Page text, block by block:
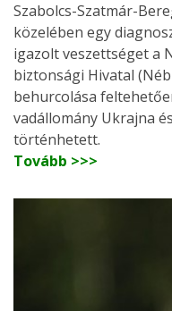
Szabolcs-Szatmár-
közelében egy
igazolt veszettséget a
biztonsági Hivatal
behurcolása
vadállomány Ukrajna
történhetett.
Tovább >>>